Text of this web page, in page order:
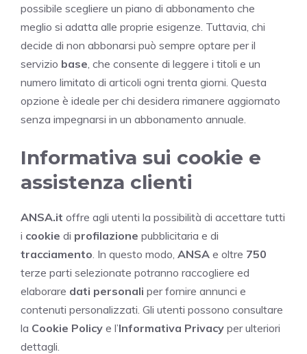
possibile scegliere un piano di abbonamento che
meglio si adatta alle proprie esigenze. Tuttavia, chi
decide di non abbonarsi può sempre optare per il
servizio base , che consente di leggere i titoli e un
numero limitato di articoli ogni trenta giorni. Questa
opzione è ideale per chi desidera rimanere aggiornato
senza impegnarsi in un abbonamento annuale.
Informativa sui cookie e
assistenza clienti
ANSA.it offre agli utenti la possibilità di accettare tutti
i cookie di profilazione pubblicitaria e di
tracciamento . In questo modo, ANSA e oltre 750
terze parti selezionate potranno raccogliere ed
elaborare dati personali per fornire annunci e
contenuti personalizzati. Gli utenti possono consultare
la Cookie Policy e l’Informativa Privacy per ulteriori
dettagli.